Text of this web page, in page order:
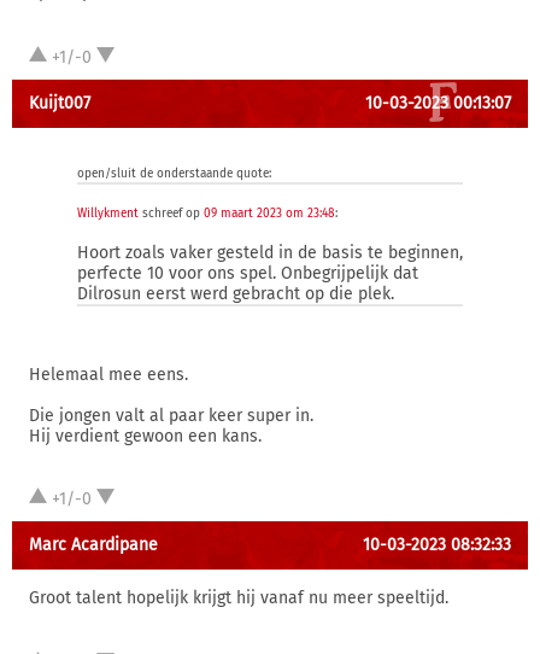
+1/-0
Kuijt007 10-03-2023 00:13:07
open/sluit de onderstaande quote:
Willykment schreef op 09 maart 2023 om 23:48:
Hoort zoals vaker gesteld in de basis te beginnen,
perfecte 10 voor ons spel. Onbegrijpelijk dat
Dilrosun eerst werd gebracht op die plek.
Helemaal mee eens.
Die jongen valt al paar keer super in.
Hij verdient gewoon een kans.
+1/-0
Marc Acardipane 10-03-2023 08:32:33
Groot talent hopelijk krijgt hij vanaf nu meer speeltijd.